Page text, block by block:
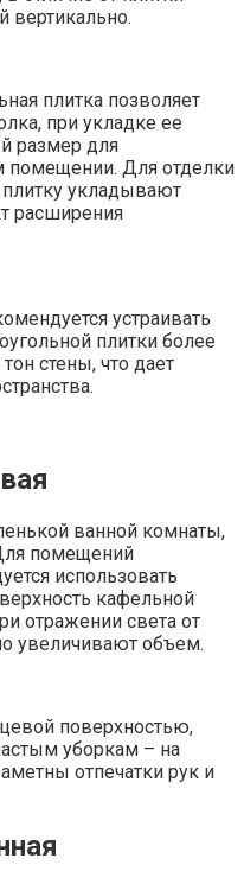
вертикально.
плитка позволяет
при укладке ее
размер для
Для отделки
укладывают
расширения
устраивать
плитки более
стены, что дает
ванной комнаты,
помещений
использовать
кафельной
отражении света от
увеличивают объем.
поверхностью,
уборкам – на
отпечатки рук и